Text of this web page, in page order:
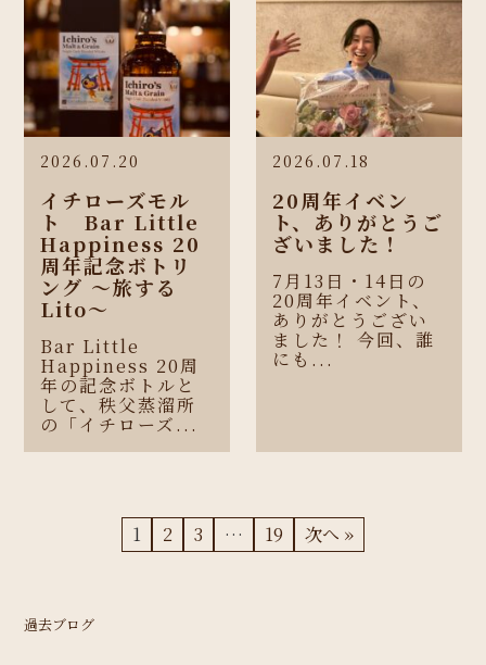
2026.07.20
イチローズモル
ト Bar Little
Happiness 20
周年記念ボトリ
ング 〜旅する
Lito〜
Bar Little
Happiness 20周
年の記念ボトルと
して、秩父蒸溜所
の「イチローズ...
2026.07.18
20周年イベン
ト、ありがとうご
ざいました！
7月13日・14日の
20周年イベント、
ありがとうござい
ました！ 今回、誰
にも...
1 2 3 … 19 次へ »
過去ブログ